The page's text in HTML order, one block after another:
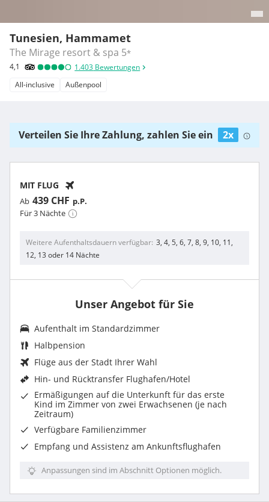
Tunesien, Hammamet
The Mirage resort & spa 5*
4,1 1.403 Bewertungen
All-inclusive
Außenpool
Verteilen Sie Ihre Zahlung, zahlen Sie ein 2x
MIT FLUG
Ab 439 CHF p.P.
Für 3 Nächte
Weitere Aufenthaltsdauern verfügbar 3, 4, 5, 6, 7, 8, 9, 10, 11,
12, 13 oder 14 Nächte
Unser Angebot für Sie
Aufenthalt im Standardzimmer
Halbpension
Flüge aus der Stadt Ihrer Wahl
Hin- und Rücktransfer Flughafen/Hotel
Ermäßigungen auf die Unterkunft für das erste
Kind im Zimmer von zwei Erwachsenen (je nach
Zeitraum)
Verfügbare Familienzimmer
Empfang und Assistenz am Ankunftsflughafen
Anpassungen sind im Abschnitt Optionen möglich.